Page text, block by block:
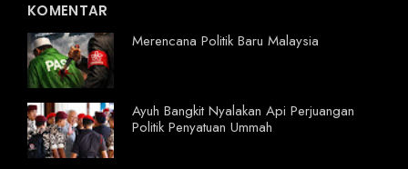
KOMENTAR
Merencana Politik Baru Malaysia
Ayuh Bangkit Nyalakan Api Perjuangan
Politik Penyatuan Ummah